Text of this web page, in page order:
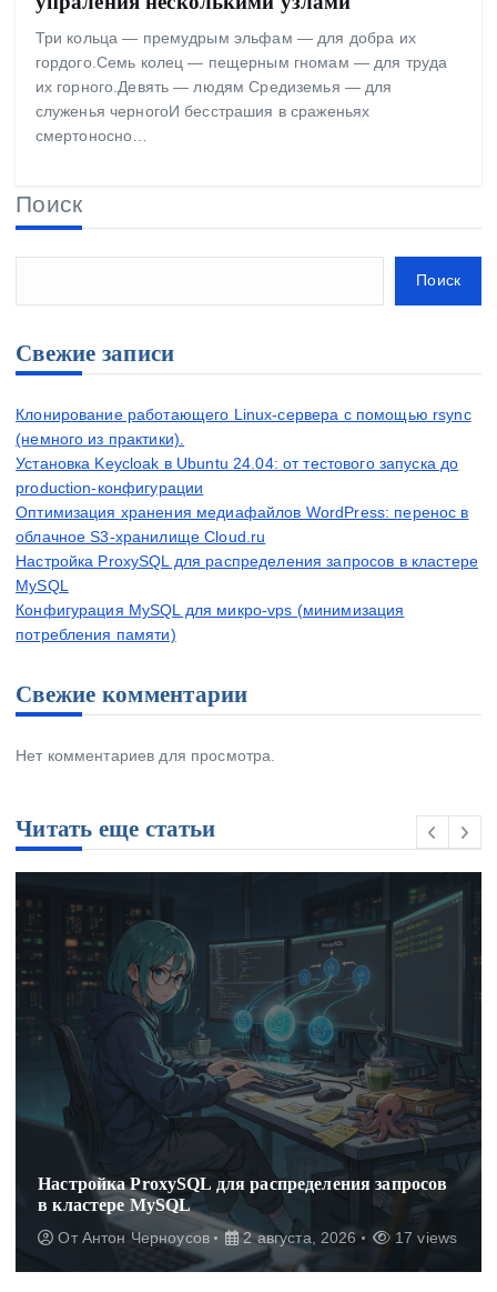
Три кольца — премудрым эльфам — для добра их
гордого.Семь колец — пещерным гномам — для труда
их горного.Девять — людям Средиземья — для
служенья черногоИ бесстрашия в сраженьях
смертоносно…
Поиск
Поиск
Свежие записи
Клонирование работающего Linux-сервера с помощью rsync
(немного из практики).
Установка Keycloak в Ubuntu 24.04: от тестового запуска до
production-конфигурации
Оптимизация хранения медиафайлов WordPress: перенос в
облачное S3-хранилище Cloud.ru
Настройка ProxySQL для распределения запросов в кластере
MySQL
Конфигурация MySQL для микро-vps (минимизация
потребления памяти)
Свежие комментарии
Нет комментариев для просмотра.
Читать еще статьи
Настройка ProxySQL для распределения запросов
в кластере MySQL
От Антон Черноусов 2 августа, 2026 17 views